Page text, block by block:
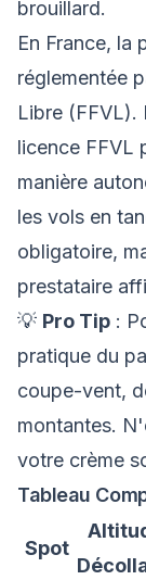
brouillard.
En France, la
réglementée
Libre (FFVL).
licence FFVL
manière
les vols en
obligatoire,
prestataire
💡 Pro Tip :
pratique du
coupe-vent,
montantes.
votre crème
Tableau
Spot